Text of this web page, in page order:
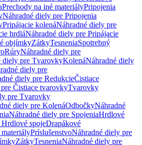
Prechody na iné materiályPripojenia
Náhradné diely pre Pripojenia
Pripájacie kolenáNáhradné diely pre
hrdláNáhradné diely pre Pripájacie
objímkyZátkyTesneniaSpotrebný
RúryNáhradné diely pre
diely pre TvarovkyKolenáNáhradné diely
diely pre
diely pre RedukcieČistiace
Čistiace tvarovkyTvarovky
pre Tvarovky
diely pre KolenáOdbočkyNáhradné
Náhradné diely pre SpojeniaHrdlové
spojeDrapákové
PríslušenstvoNáhradné diely pre
ZátkyTesneniaNáhradné diely pre